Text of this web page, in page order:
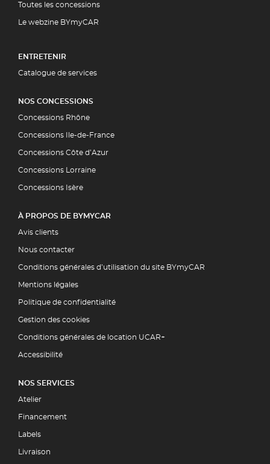
Toutes les concessions
Le webzine BYmyCAR
ENTRETENIR
Catalogue de services
NOS CONCESSIONS
Concessions Rhône
Concessions Ile-de-France
Concessions Côte d’Azur
Concessions Lorraine
Concessions Isère
À PROPOS DE BYMYCAR
Avis clients
Nous contacter
Conditions générales d’utilisation du site BYmyCAR
Mentions légales
Politique de confidentialité
Gestion des cookies
Conditions générales de location UCAR+
Accessibilité
NOS SERVICES
Atelier
Financement
Labels
Livraison